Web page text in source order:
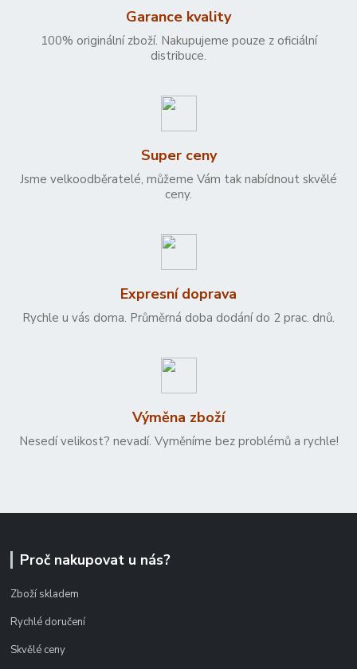
Garance kvality
100% originální zboží. Nakupujeme pouze z oficiální
distribuce.
Super ceny
Jsme velkoodběratelé, můžeme Vám tak nabídnout skvělé
ceny.
Expresní doprava
Rychle u vás doma. Průměrná doba dodání do 2 prac. dnů.
Výměna zboží
Nesedí velikost? nevadí. Vyměníme bez problémů a rychle!
Proč nakupovat u nás?
Zboží skladem
Rychlé doručení
Skvělé ceny